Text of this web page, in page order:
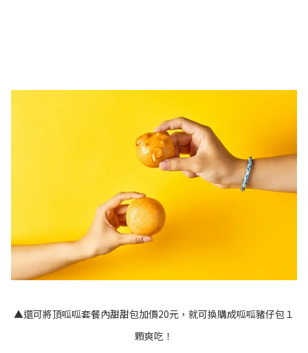
▲還可將頂呱呱套餐內甜甜包加價20元，就可換購成呱呱豬仔包１
顆爽吃！